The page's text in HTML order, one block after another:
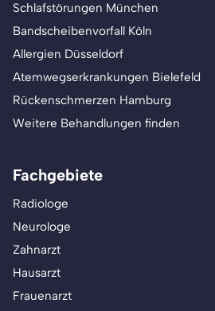
Schlafstörungen München
Bandscheibenvorfall Köln
Allergien Düsseldorf
Atemwegserkrankungen Bielefeld
Rückenschmerzen Hamburg
Weitere Behandlungen finden
Fachgebiete
Radiologe
Neurologe
Zahnarzt
Hausarzt
Frauenarzt